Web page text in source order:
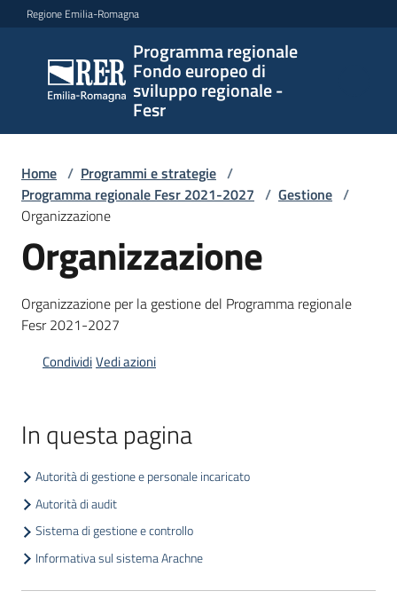
Vai al contenuto
Vai alla navigazione
Vai al footer
Regione Emilia-Romagna
Programma regionale
Fondo europeo di
sviluppo regionale -
Fesr
Programma
regionale
Fondo
europeo di
regionale -
Fesr
Novità
Progetti
e
Home / Programmi e strategie /
Programma regionale Fesr 2021-2027 / Gestione /
Organizzazione
Organizzazione
Organizzazione per la gestione del Programma regionale
Fesr 2021-2027
CondividiVedi azioni
In questa pagina
Autorità di gestione e personale incaricato
Autorità di audit
Sistema di gestione e controllo
Informativa sul sistema Arachne